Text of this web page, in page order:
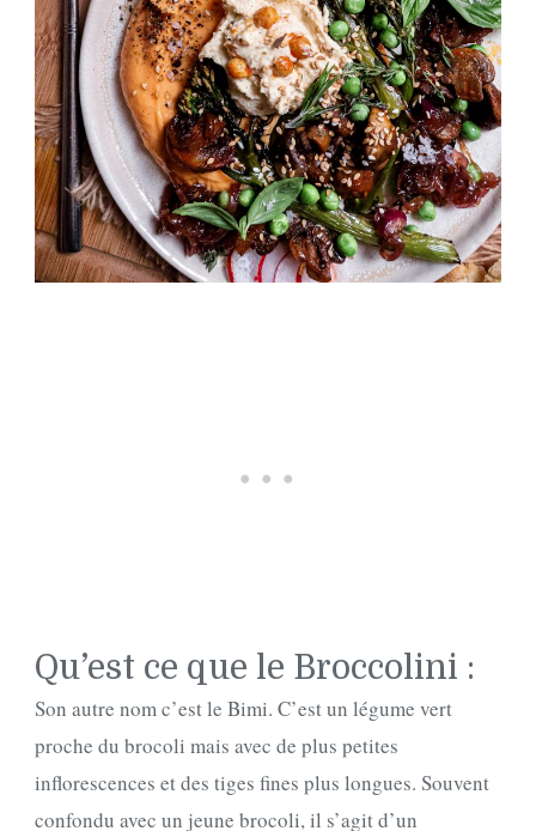
Qu’est ce que le Broccolini :
Son autre nom c’est le Bimi. C’est un légume vert
proche du brocoli mais avec de plus petites
inflorescences et des tiges fines plus longues. Souvent
confondu avec un jeune brocoli, il s’agit d’un